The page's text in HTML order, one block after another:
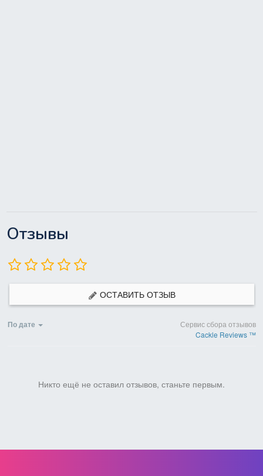
Отзывы
ОСТАВИТЬ ОТЗЫВ
По дате
Сервис сбора отзывов
Cackle Reviews ™
Никто ещё не оставил отзывов, станьте первым.